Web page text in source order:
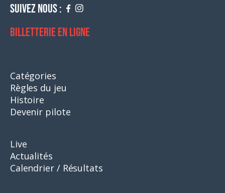
Suivez nous :
Billetterie en ligne
Catégories
Règles du jeu
Histoire
Devenir pilote
Live
Actualités
Calendrier / Résultats